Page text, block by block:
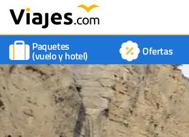
Paquetes
(vuelo y hotel) Ofertas